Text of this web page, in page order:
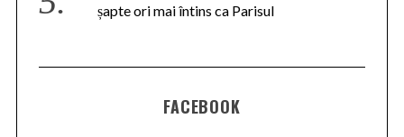
șapte ori mai întins ca Parisul
FACEBOOK